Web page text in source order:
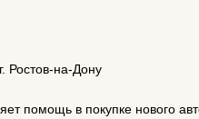
Ростов-на-Дону
помощь в покупке нового